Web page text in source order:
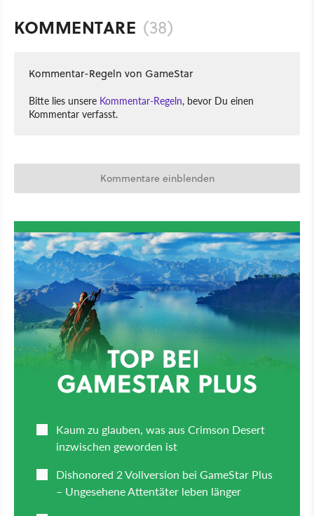
KOMMENTARE (38)
Kommentar-Regeln von GameStar
Bitte lies unsere Kommentar-Regeln, bevor Du einen
Kommentar verfasst.
Kommentare einblenden